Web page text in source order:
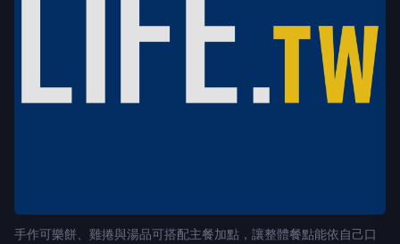
手作可樂餅、雞捲與湯品可搭配主餐加點，讓整體餐點能依自己口